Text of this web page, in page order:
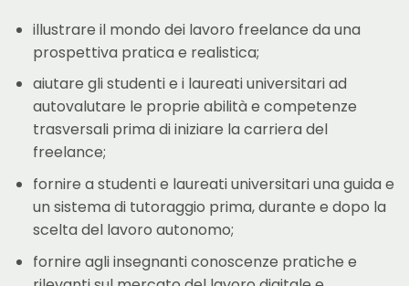
illustrare il mondo dei lavoro freelance da una
prospettiva pratica e realistica;
aiutare gli studenti e i laureati universitari ad
autovalutare le proprie abilità e competenze
trasversali prima di iniziare la carriera del
freelance;
fornire a studenti e laureati universitari una guida e
un sistema di tutoraggio prima, durante e dopo la
scelta del lavoro autonomo;
fornire agli insegnanti conoscenze pratiche e